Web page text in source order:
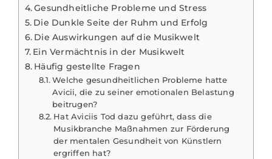
Gesundheitliche Probleme und Stress
Die Dunkle Seite der Ruhm und Erfolg
Die Auswirkungen auf die Musikwelt
Ein Vermächtnis in der Musikwelt
Häufig gestellte Fragen
Welche gesundheitlichen Probleme hatte
Avicii, die zu seiner emotionalen Belastung
beitrugen?
Hat Aviciis Tod dazu geführt, dass die
Musikbranche Maßnahmen zur Förderung
der mentalen Gesundheit von Künstlern
ergriffen hat?